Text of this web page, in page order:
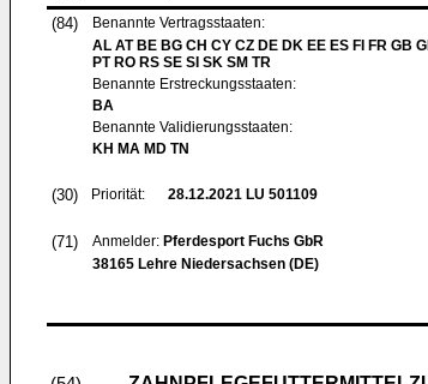
(84)
Benannte Vertragsstaaten:
AL AT BE BG CH CY CZ DE DK EE ES FI FR GB
PT RO RS SE SI SK SM TR
Benannte Erstreckungsstaaten:
BA
Benannte Validierungsstaaten:
KH MA MD TN
(30) Priorität: 28.12.2021 LU 501109
(71) Anmelder: Pferdesport Fuchs GbR
38165 Lehre Niedersachsen (DE)